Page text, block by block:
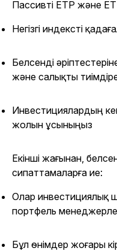
Пассивті ETP және
Негізгі индексті
Белсенді
және салықты
Инвестициялардың
жолын ұсыныңыз
Екінші жағынан,
сипаттамаларға ие:
Олар инвестициялық
портфель
Бұл өнімдер жоғары